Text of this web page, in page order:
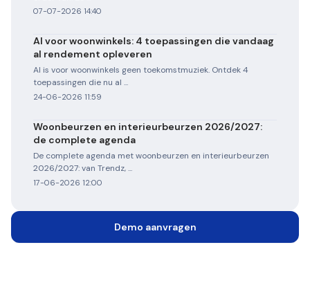
07-07-2026 14:40
AI voor woonwinkels: 4 toepassingen die vandaag
al rendement opleveren
AI is voor woonwinkels geen toekomstmuziek. Ontdek 4
toepassingen die nu al ...
24-06-2026 11:59
Woonbeurzen en interieurbeurzen 2026/2027:
de complete agenda
De complete agenda met woonbeurzen en interieurbeurzen
2026/2027: van Trendz, ...
17-06-2026 12:00
Demo aanvragen